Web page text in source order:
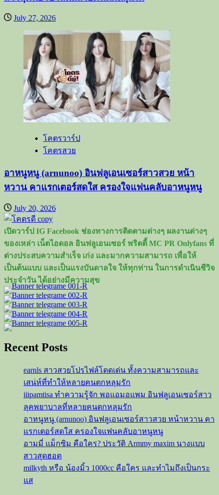
July 27, 2026
โคตรวาร์ป
โคตรสวย
อาหนูหนู (arnunoo) อินฟลูเอนเซอร์สาวสวย หน้า
หวาน คาแรกเตอร์สดใส ครองใจแฟนคลับอาหนูหนู
July 20, 2026
เปิดวาร์ป IG Facebook ช่องทางการติดตามต่างๆ ผลงานต่างๆ
ของเหล่า เน็ตไอดอล อินฟลูเอนเซอร์ พริตตี้ MC PR Onlyfans ที่
ต่างประสบความสำเร็จ เก่ง และมากความสามารถ เพื่อให้
เป็นต้นแบบ และเป็นแรงบันดาลใจ ให้ทุกท่าน ในการดำเนินชีวิจ
ประจำวัน ได้อย่างมีความสุข
Recent Posts
earnls สาวสวยโปรไฟล์โดดเด่น ทั้งความสามารถและ
เสน่ห์ที่ทำให้หลายคนตกหลุมรัก
iiipamtisa ทำความรู้จัก พอแอมอแพม อินฟลูเอนเซอร์สาว
ลุคพยาบาลที่หลายคนตกหลุมรัก
อาหนูหนู (arnunoo) อินฟลูเอนเซอร์สาวสวย หน้าหวาน คา
แรกเตอร์สดใส ครองใจแฟนคลับอาหนูหนู
อามมี่ แม็กซิม คือใคร? ประวัติ Armmy maxim นางแบบ
สาวสุดฮอต
milkyth หรือ น้องมิ้ว 1000cc คือใคร และทำไมถึงเป็นกระ
แส